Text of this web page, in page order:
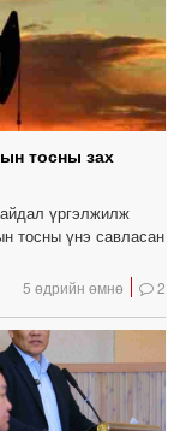
тосны зах
үргэлжилж
тосны үнэ савласан
5 өдрийн өмнө 2